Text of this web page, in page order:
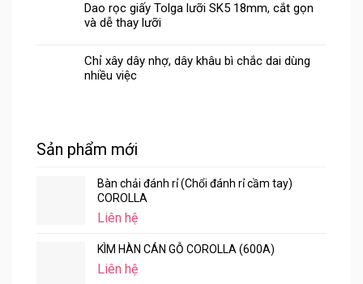
Dao rọc giấy Tolga lưỡi SK5 18mm, cắt gọn
và dễ thay lưỡi
Chỉ xây dây nhợ, dây khâu bì chắc dai dùng
nhiều việc
Sản phẩm mới
Bàn chải đánh rỉ (Chổi đánh rỉ cầm tay)
COROLLA
Liên hệ
KÌM HÀN CÁN GỖ COROLLA (600A)
Liên hệ